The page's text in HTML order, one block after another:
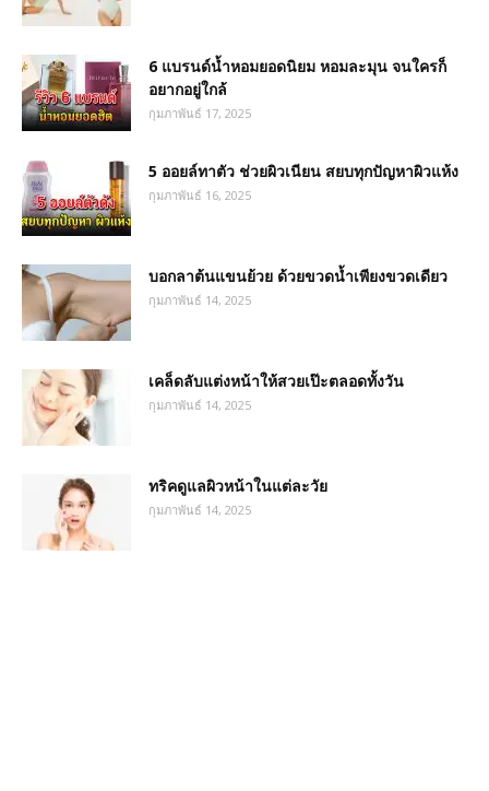
6 แบรนด์น้ำหอมยอดนิยม หอมละมุน จนใครก็
อยากอยู่ใกล้
กุมภาพันธ์ 17, 2025
5 ออยล์ทาตัว ช่วยผิวเนียน สยบทุกปัญหาผิวแห้ง
กุมภาพันธ์ 16, 2025
บอกลาต้นแขนย้วย ด้วยขวดน้ำเพียงขวดเดียว
กุมภาพันธ์ 14, 2025
เคล็ดลับแต่งหน้าให้สวยเป๊ะตลอดทั้งวัน
กุมภาพันธ์ 14, 2025
ทริคดูแลผิวหน้าในแต่ละวัย
กุมภาพันธ์ 14, 2025